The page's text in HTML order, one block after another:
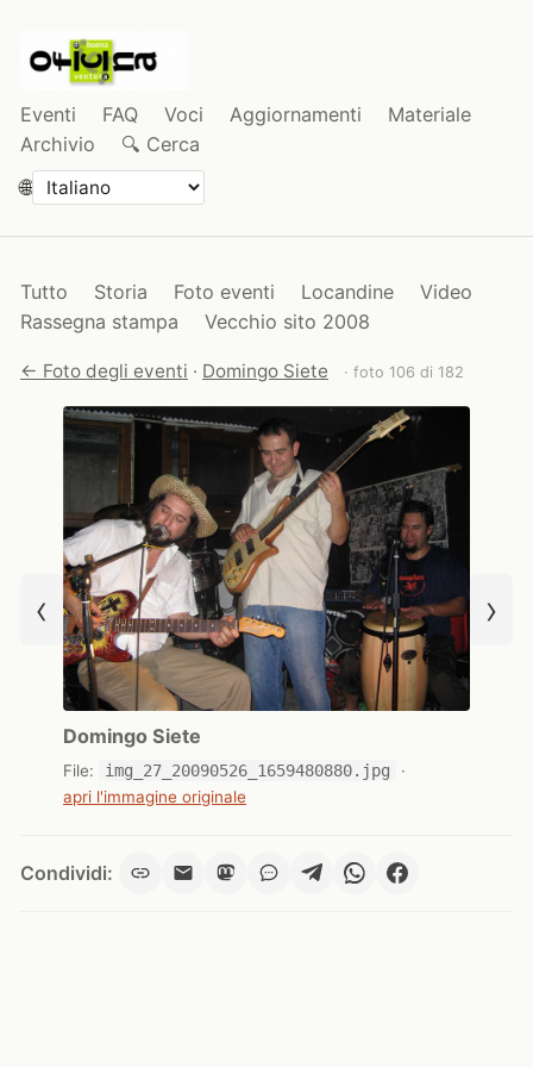
Eventi FAQ Voci Aggiornamenti
Materiale
Archivio
🔍 Cerca
🌐
Tutto Storia Foto eventi Locandine
Video
Rassegna stampa
Vecchio sito 2008
← Foto degli eventi · Domingo Siete · foto 106 di 182
‹
Domingo Siete
File: img_27_20090526_1659480880.jpg
·
apri l'immagine originale
›
Condividi: